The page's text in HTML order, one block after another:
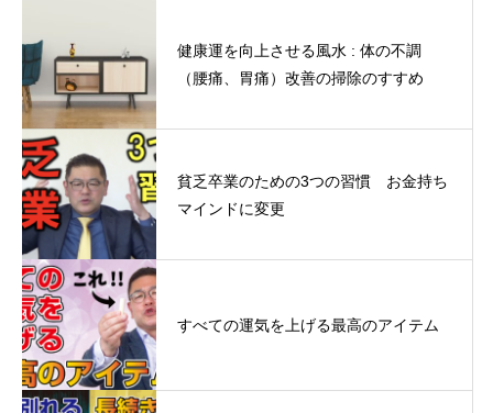
健康運を向上させる風水 : 体の不調
（腰痛、胃痛）改善の掃除のすすめ
貧乏卒業のための3つの習慣 お金持ち
マインドに変更
すべての運気を上げる最高のアイテム